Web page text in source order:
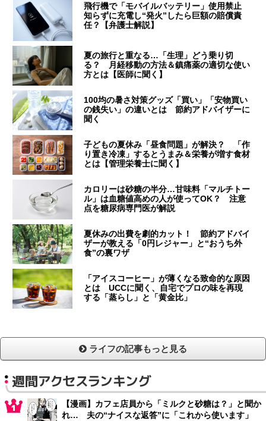
飛行機で「モバイルバッテリー」使用禁止
知らずに充電し“発火”したら巨額の賠償責
任？【弁護士解説】
夏の旅行と重なる…「生理」どう乗り切
る？ 月経移動の方法＆鎮痛薬の適切な使い
方とは【医師に聞く】
100均の暑さ対策グッズ「買い」「安物買い
の銭失い」の違いとは 節約アドバイザーに
聞く
子どもの夏休み「昼食問題」が解決？ 「作
り置き冷凍」するとうまみ＆栄養が増す食材
とは【管理栄養士に聞く】
カロリーは砂糖の半分…甘味料「マルチトー
ル」は血糖値高めの人が使ってOK？ 注意
点を糖尿病専門医が解説
夏休みの出費を劇的カット！ 節約アドバイ
ザーが教える「0円レジャー」と“おうち外
食”の裏ワザ
「アイスコーヒー」が薄くなる致命的な原因
とは UCCに聞く、自宅でプロの味を再現
する「蒸らし」と「黄金比」
ライフの記事もっと見る
週間アクセスランキング
【漫画】カフェ店員から「ミルクと砂糖は？」と聞か
れ… 夫の“ナイスな返答”に「これから使います」